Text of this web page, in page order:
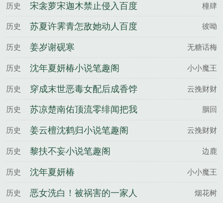
历史
宋衾萝宋迦木禁止侵入百度
云
橦肆
历史
苏夏许霁青怎敌她动人百度
云
彼呦
历史 姜岁谢砚寒 无糖话梅
历史 沈年夏妍椿小说笔趣阁 小小魔王
历史
穿成末世恶毒女配后成香饽
饽了姜云檀沈鹤归全文完整
版
云挽财财
历史
苏凉楚南佑顶流零绯闻把我
宠上天百度云
胭回
历史 姜云檀沈鹤归小说笔趣阁 云挽财财
历史 黎扶不妄小说笔趣阁 边鹿
历史 沈年夏妍椿 小小魔王
历史
恶女洗白！被祸害的一家人
烟花树